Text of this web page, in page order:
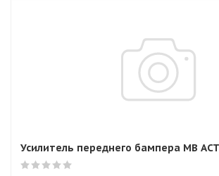
Усилитель переднего бампера MB